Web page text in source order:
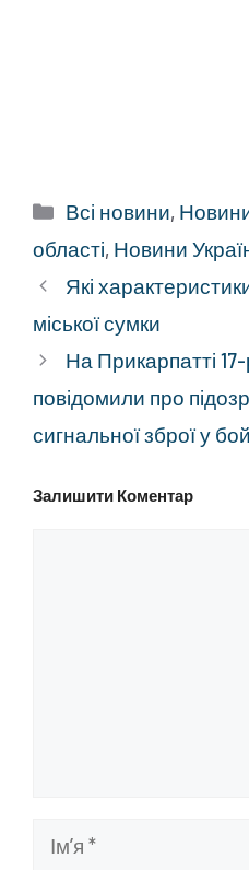
Категорії
Всі новини,
області, Новини
Які
міської сумки
На Прикарпатті
повідомили про
сигнальної зброї у
Залишити Коментар
Ім’я